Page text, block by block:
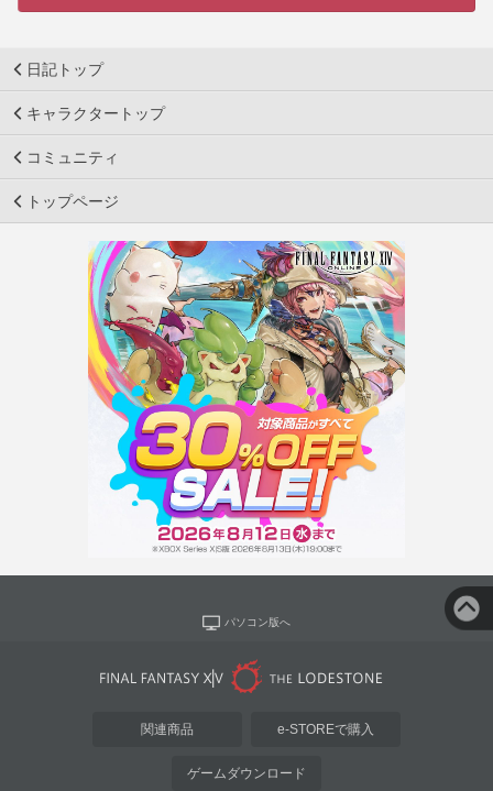
日記トップ
キャラクタートップ
コミュニティ
トップページ
パソコン版へ
関連商品 e-STOREで購入
ゲームダウンロード